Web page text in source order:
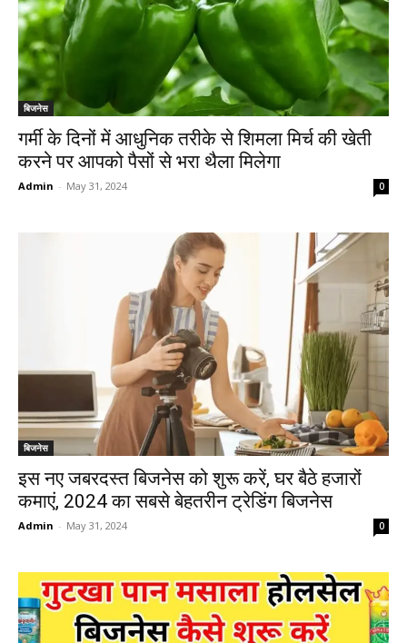
बिजनेस
गर्मी के दिनों में आधुनिक तरीके से शिमला मिर्च की खेती
करने पर आपको पैसों से भरा थैला मिलेगा
Admin - May 31, 2024 0
बिजनेस
इस नए जबरदस्त बिजनेस को शुरू करें, घर बैठे हजारों
कमाएं, 2024 का सबसे बेहतरीन ट्रेडिंग बिजनेस
Admin - May 31, 2024 0